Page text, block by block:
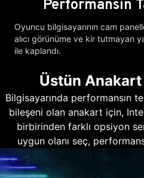
Performansın
Oyuncu bilgisayarının cam
alıcı görünüme ve kir tutmayan
ile kaplandı.
Üstün
Bilgisayarında performansın
bileşeni olan anakart için,
birbirinden farklı opsiyon
uygun olanı seç,